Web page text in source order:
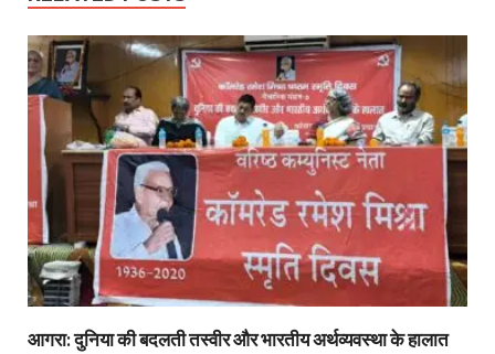
आगरा: दुनिया की बदलती तस्वीर और भारतीय अर्थव्यवस्था के हालात